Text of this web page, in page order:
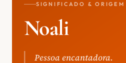
SIGNIFICADO & ORIGEM
Noali
Pessoa encantadora.